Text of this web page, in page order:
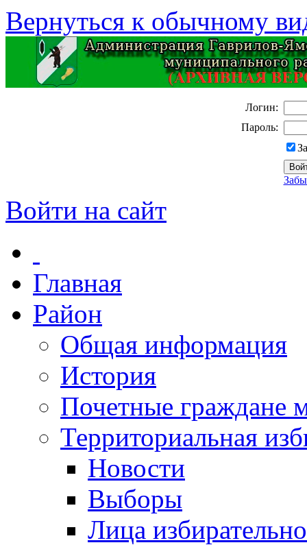
Вернуться к обычному
Логин:
Пароль:
Войти на сайт
Главная
Район
Общая информация
История
Почетные граждане
Территориальная
Новости
Выборы
Лица